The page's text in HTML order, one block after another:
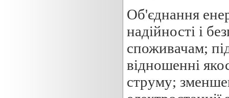
Об'єднання
надійності і
споживачам;
відношенні
струму;